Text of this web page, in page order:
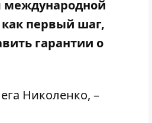
международной
как первый шаг,
гарантии о
Николенко, –